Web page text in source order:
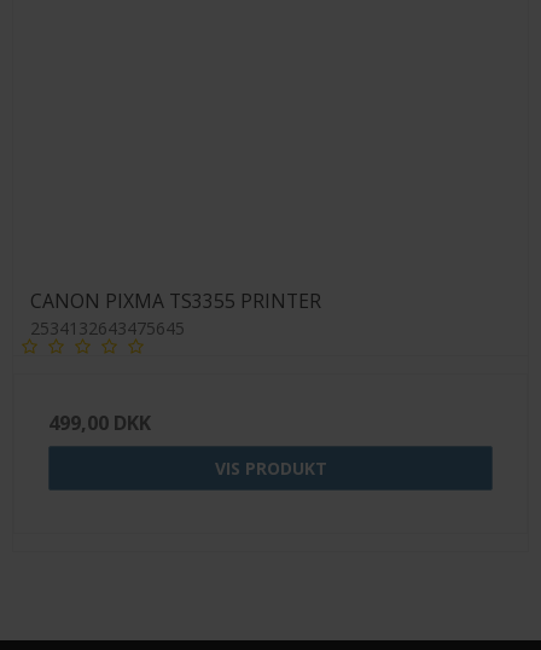
CANON PIXMA TS3355 PRINTER
2534132643475645
499,00 DKK
VIS PRODUKT